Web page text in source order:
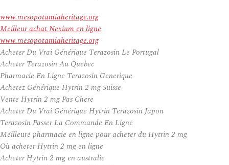
www.mesopotamiaheritage.org
Meilleur achat Nexium en ligne
www.mesopotamiaheritage.org
Acheter Du Vrai Générique Terazosin Le Portugal
Acheter Terazosin Au Quebec
Pharmacie En Ligne Terazosin Generique
Achetez Générique Hytrin 2 mg Suisse
Vente Hytrin 2 mg Pas Chere
Acheter Du Vrai Générique Hytrin Terazosin Japon
Terazosin Passer La Commande En Ligne
Meilleure pharmacie en ligne pour acheter du Hytrin 2 mg
Où acheter Hytrin 2 mg en ligne
Acheter Hytrin 2 mg en australie